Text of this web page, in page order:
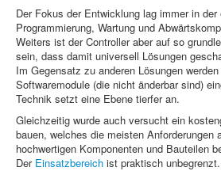
Der Fokus der Entwicklung lag immer in der
Programmierung, Wartung und
Weiters ist der Controller aber auf so
sein, dass damit universell Lösungen
Im Gegensatz zu anderen Lösungen
Softwaremodule (die nicht änderbar sind)
Technik setzt eine Ebene tierfer an.
Gleichzeitig wurde auch versucht ein
bauen, welches die meisten Anforderungen
hochwertigen Komponenten und Bauteilen
Der Einsatzbereich ist praktisch unbegrenzt.